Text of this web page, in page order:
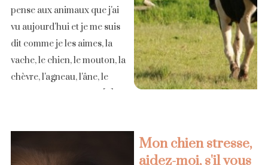
pense aux animaux que j'ai
vu aujourd'hui et je me suis
dit comme je les aimes, la
vache, le chien, le mouton, la
chèvre, l'agneau, l'âne, le
Mon chien stresse,
aidez-moi, s'il vous